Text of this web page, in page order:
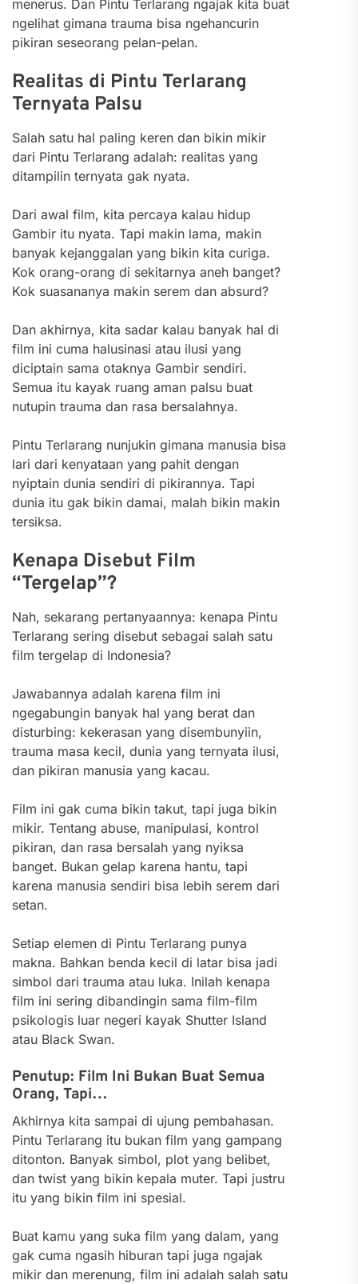
menerus. Dan Pintu Terlarang ngajak kita buat
ngelihat gimana trauma bisa ngehancurin
pikiran seseorang pelan-pelan.
Realitas di Pintu Terlarang
Ternyata Palsu
Salah satu hal paling keren dan bikin mikir
dari Pintu Terlarang adalah: realitas yang
ditampilin ternyata gak nyata.
Dari awal film, kita percaya kalau hidup
Gambir itu nyata. Tapi makin lama, makin
banyak kejanggalan yang bikin kita curiga.
Kok orang-orang di sekitarnya aneh banget?
Kok suasananya makin serem dan absurd?
Dan akhirnya, kita sadar kalau banyak hal di
film ini cuma halusinasi atau ilusi yang
diciptain sama otaknya Gambir sendiri.
Semua itu kayak ruang aman palsu buat
nutupin trauma dan rasa bersalahnya.
Pintu Terlarang nunjukin gimana manusia bisa
lari dari kenyataan yang pahit dengan
nyiptain dunia sendiri di pikirannya. Tapi
dunia itu gak bikin damai, malah bikin makin
tersiksa.
Kenapa Disebut Film
“Tergelap”?
Nah, sekarang pertanyaannya: kenapa Pintu
Terlarang sering disebut sebagai salah satu
film tergelap di Indonesia?
Jawabannya adalah karena film ini
ngegabungin banyak hal yang berat dan
disturbing: kekerasan yang disembunyiin,
trauma masa kecil, dunia yang ternyata ilusi,
dan pikiran manusia yang kacau.
Film ini gak cuma bikin takut, tapi juga bikin
mikir. Tentang abuse, manipulasi, kontrol
pikiran, dan rasa bersalah yang nyiksa
banget. Bukan gelap karena hantu, tapi
karena manusia sendiri bisa lebih serem dari
setan.
Setiap elemen di Pintu Terlarang punya
makna. Bahkan benda kecil di latar bisa jadi
simbol dari trauma atau luka. Inilah kenapa
film ini sering dibandingin sama film-film
psikologis luar negeri kayak Shutter Island
atau Black Swan.
Penutup: Film Ini Bukan Buat Semua
Orang, Tapi…
Akhirnya kita sampai di ujung pembahasan.
Pintu Terlarang itu bukan film yang gampang
ditonton. Banyak simbol, plot yang belibet,
dan twist yang bikin kepala muter. Tapi justru
itu yang bikin film ini spesial.
Buat kamu yang suka film yang dalam, yang
gak cuma ngasih hiburan tapi juga ngajak
mikir dan merenung, film ini adalah salah satu